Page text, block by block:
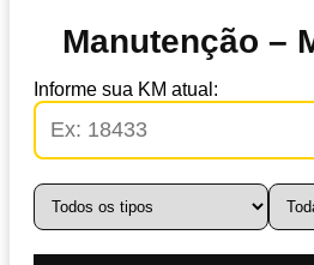
Manutenção –
Informe sua KM atual: